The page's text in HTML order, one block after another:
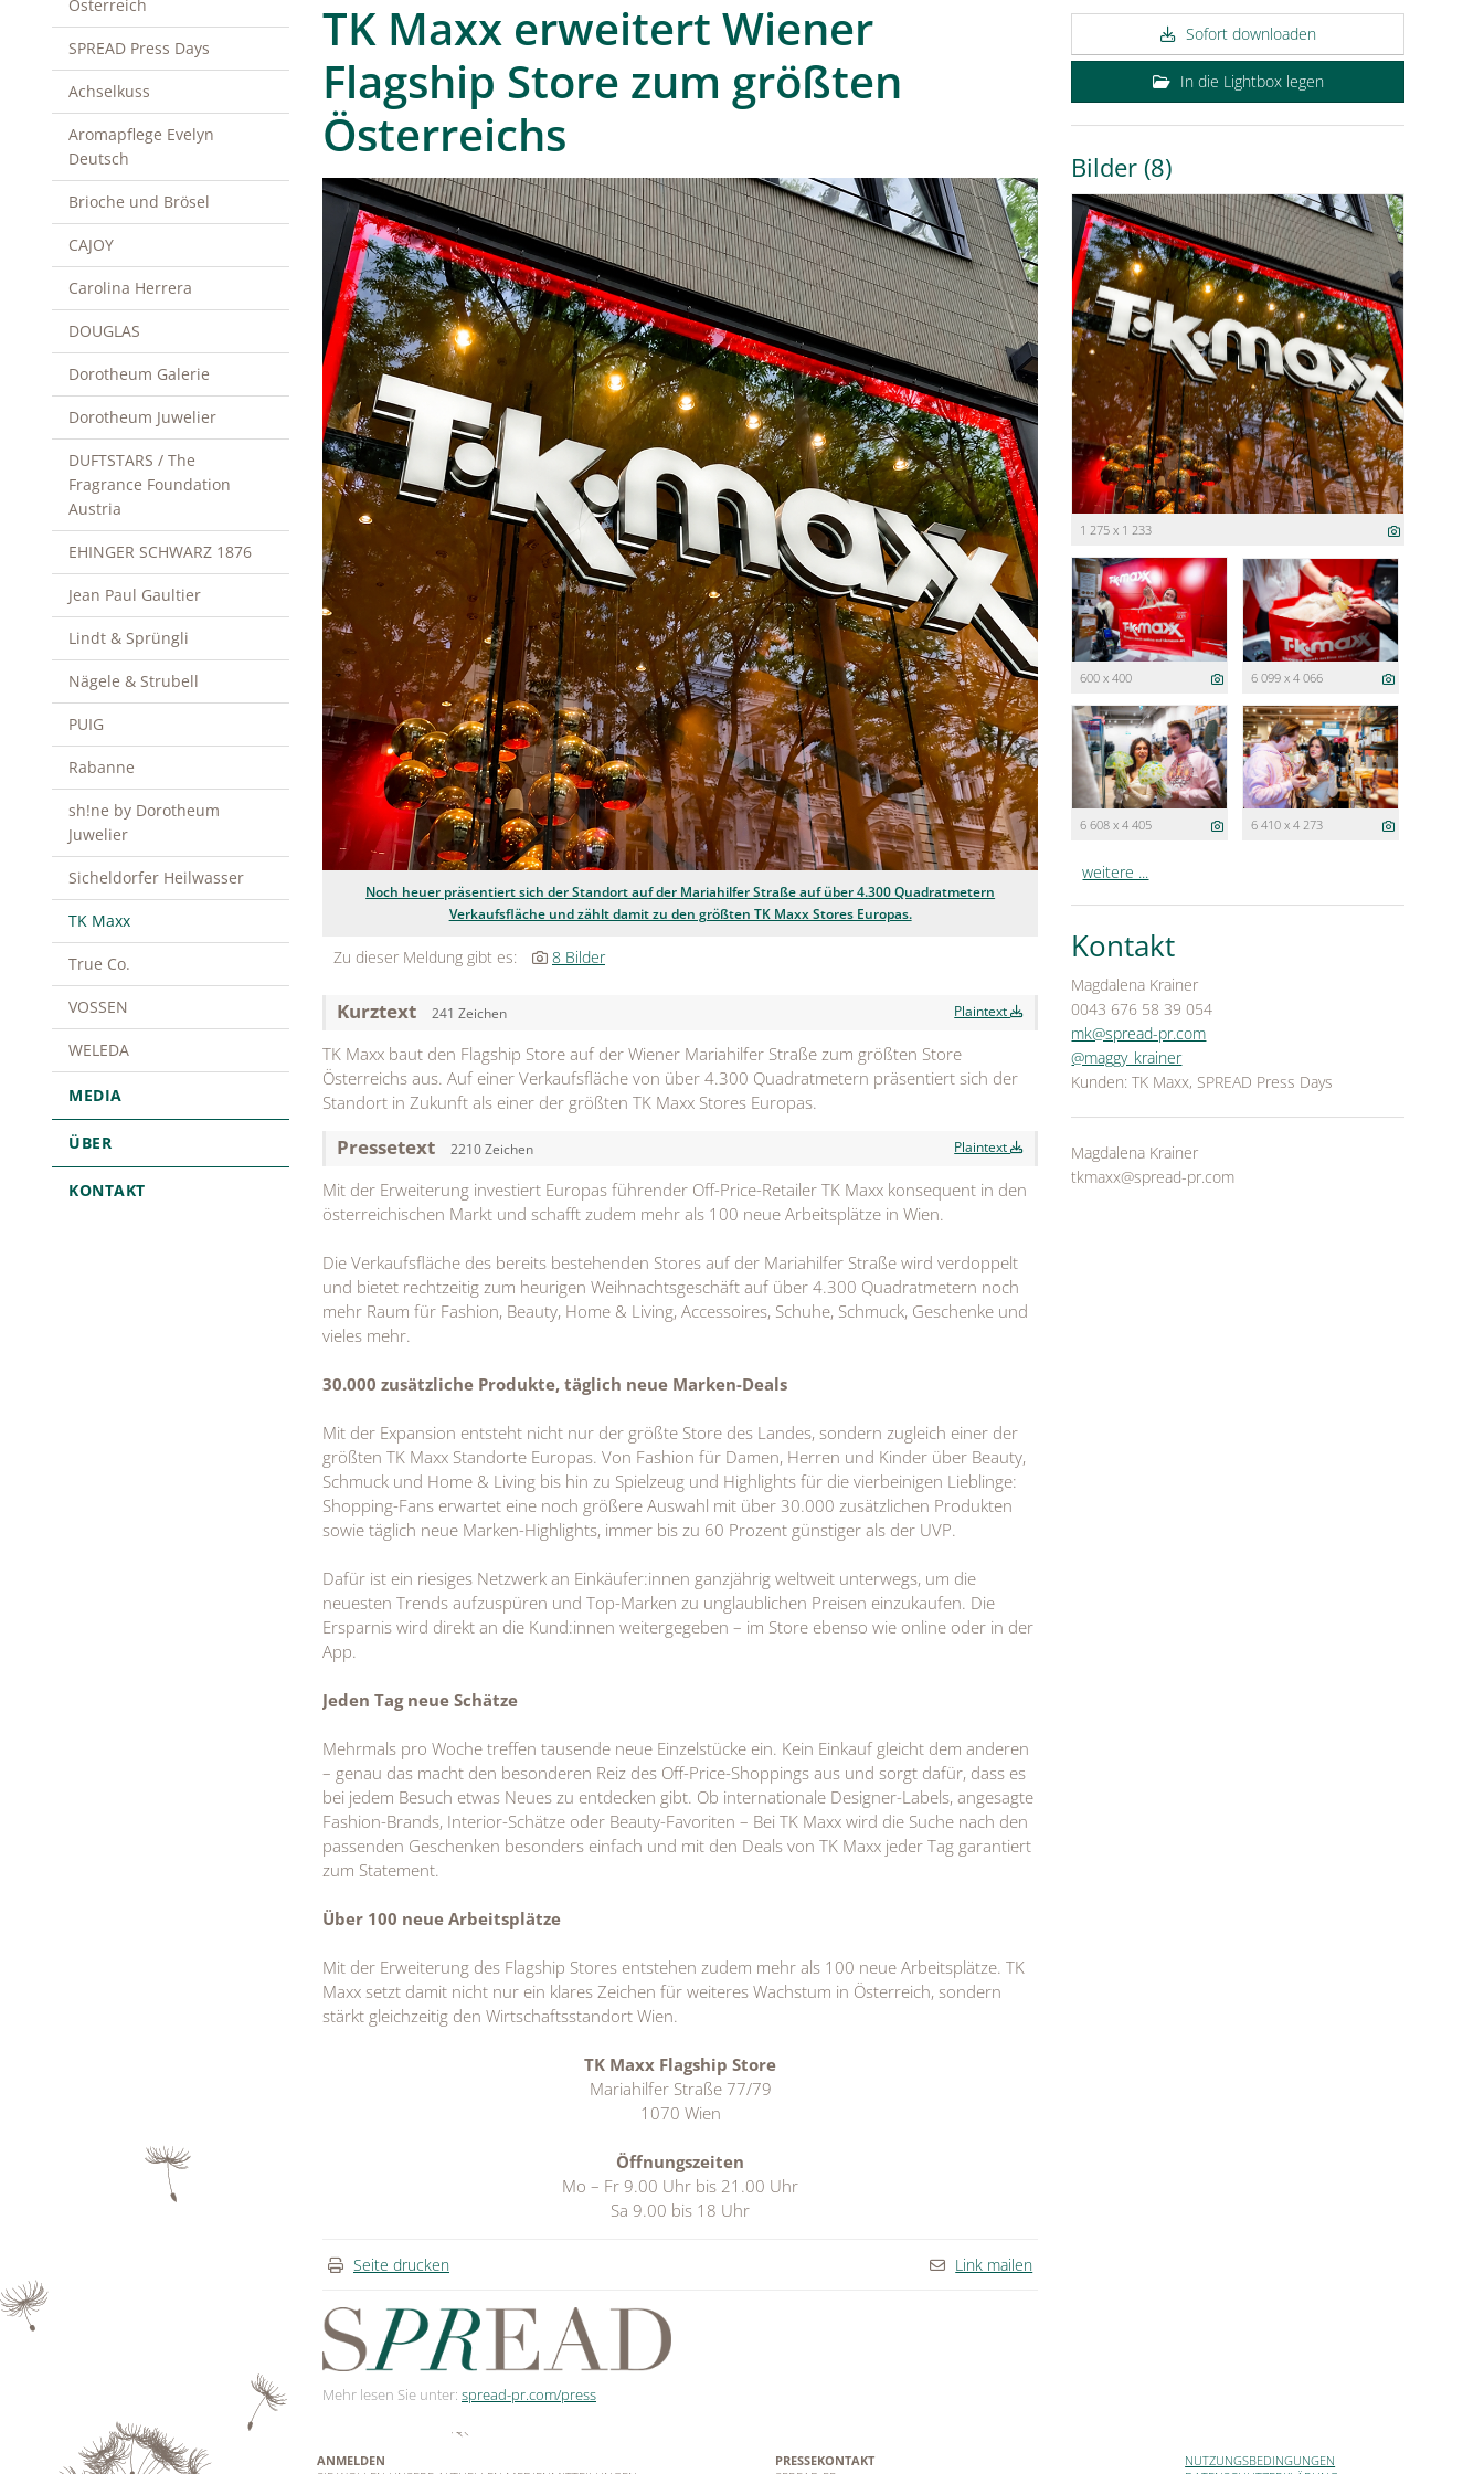
Österreich
SPREAD Press Days
Achselkuss
Aromapflege Evelyn
Deutsch
Brioche und Brösel
CAJOY
Carolina Herrera
DOUGLAS
Dorotheum Galerie
Dorotheum Juwelier
DUFTSTARS / The
Fragrance Foundation
Austria
EHINGER SCHWARZ 1876
Jean Paul Gaultier
Lindt & Sprüngli
Nägele & Strubell
PUIG
Rabanne
sh!ne by Dorotheum
Juwelier
Sicheldorfer Heilwasser
TK Maxx
True Co.
VOSSEN
WELEDA
MEDIA
ÜBER
KONTAKT
TK Maxx erweitert Wiener
Flagship Store zum größten
Österreichs
Noch heuer präsentiert sich der Standort auf der Mariahilfer Straße auf über 4.300 Quadratmetern
Verkaufsfläche und zählt damit zu den größten TK Maxx Stores Europas.
Zu dieser Meldung gibt es: 8 Bilder
Kurztext 241 Zeichen Plaintext
TK Maxx baut den Flagship Store auf der Wiener Mariahilfer Straße zum größten Store
Österreichs aus. Auf einer Verkaufsfläche von über 4.300 Quadratmetern präsentiert sich der
Standort in Zukunft als einer der größten TK Maxx Stores Europas.
Pressetext 2210 Zeichen Plaintext
Mit der Erweiterung investiert Europas führender Off-Price-Retailer TK Maxx konsequent in den
österreichischen Markt und schafft zudem mehr als 100 neue Arbeitsplätze in Wien.
Die Verkaufsfläche des bereits bestehenden Stores auf der Mariahilfer Straße wird verdoppelt
und bietet rechtzeitig zum heurigen Weihnachtsgeschäft auf über 4.300 Quadratmetern noch
mehr Raum für Fashion, Beauty, Home & Living, Accessoires, Schuhe, Schmuck, Geschenke und
vieles mehr.
30.000 zusätzliche Produkte, täglich neue Marken-Deals
Mit der Expansion entsteht nicht nur der größte Store des Landes, sondern zugleich einer der
größten TK Maxx Standorte Europas. Von Fashion für Damen, Herren und Kinder über Beauty,
Schmuck und Home & Living bis hin zu Spielzeug und Highlights für die vierbeinigen Lieblinge:
Shopping-Fans erwartet eine noch größere Auswahl mit über 30.000 zusätzlichen Produkten
sowie täglich neue Marken-Highlights, immer bis zu 60 Prozent günstiger als der UVP.
Dafür ist ein riesiges Netzwerk an Einkäufer:innen ganzjährig weltweit unterwegs, um die
neuesten Trends aufzuspüren und Top-Marken zu unglaublichen Preisen einzukaufen. Die
Ersparnis wird direkt an die Kund:innen weitergegeben – im Store ebenso wie online oder in der
App.
Jeden Tag neue Schätze
Mehrmals pro Woche treffen tausende neue Einzelstücke ein. Kein Einkauf gleicht dem anderen
– genau das macht den besonderen Reiz des Off-Price-Shoppings aus und sorgt dafür, dass es
bei jedem Besuch etwas Neues zu entdecken gibt. Ob internationale Designer-Labels, angesagte
Fashion-Brands, Interior-Schätze oder Beauty-Favoriten – Bei TK Maxx wird die Suche nach den
passenden Geschenken besonders einfach und mit den Deals von TK Maxx jeder Tag garantiert
zum Statement.
Über 100 neue Arbeitsplätze
Mit der Erweiterung des Flagship Stores entstehen zudem mehr als 100 neue Arbeitsplätze. TK
Maxx setzt damit nicht nur ein klares Zeichen für weiteres Wachstum in Österreich, sondern
stärkt gleichzeitig den Wirtschaftsstandort Wien.
TK Maxx Flagship Store
Mariahilfer Straße 77/79
1070 Wien
Öffnungszeiten
Mo – Fr 9.00 Uhr bis 21.00 Uhr
Sa 9.00 bis 18 Uhr
Seite drucken Link mailen
Mehr lesen Sie unter: spread-pr.com/press
Sofort downloaden
In die Lightbox legen
Bilder (8)
1 275 x 1 233
600 x 400 6 099 x 4 066
6 608 x 4 405 6 410 x 4 273
weitere ...
Kontakt
Magdalena Krainer
0043 676 58 39 054
mk@spread-pr.com
@maggy_krainer
Kunden: TK Maxx, SPREAD Press Days
Magdalena Krainer
tkmaxx@spread-pr.com
ANMELDEN
PRESSEKONTAKT
NUTZUNGSBEDINGUNGEN